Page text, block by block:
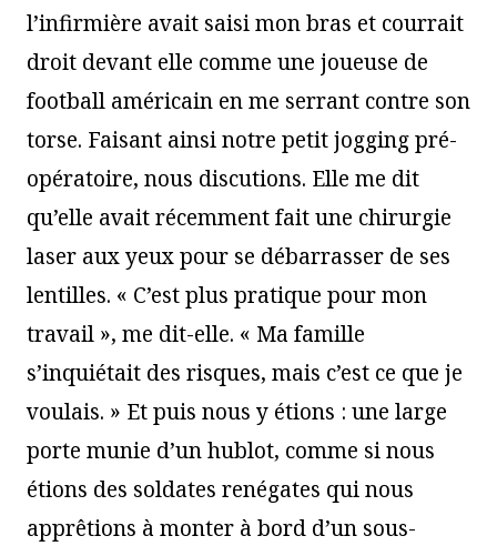
l’infirmière avait saisi mon bras et courrait
droit devant elle comme une joueuse de
football américain en me serrant contre son
torse. Faisant ainsi notre petit jogging pré-
opératoire, nous discutions. Elle me dit
qu’elle avait récemment fait une chirurgie
laser aux yeux pour se débarrasser de ses
lentilles. « C’est plus pratique pour mon
travail », me dit-elle. « Ma famille
s’inquiétait des risques, mais c’est ce que je
voulais. » Et puis nous y étions : une large
porte munie d’un hublot, comme si nous
étions des soldates renégates qui nous
apprêtions à monter à bord d’un sous-